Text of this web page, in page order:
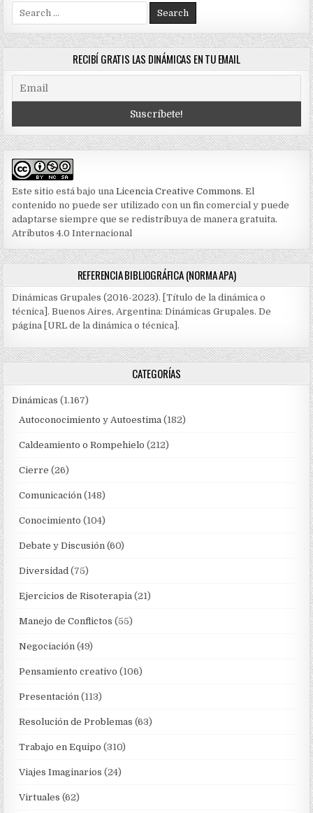
Search
for:
RECIBÍ GRATIS LAS DINÁMICAS EN TU EMAIL
Este sitio está bajo unaLicencia Creative Commons. El
contenido no puede ser utilizado con un fin comercial y puede
adaptarse siempre que se redistribuya de manera gratuita.
Atributos 4.0 Internacional
REFERENCIA BIBLIOGRÁFICA (NORMA APA)
Dinámicas Grupales (2016-2023). [Título de la dinámica o
técnica]. Buenos Aires, Argentina: Dinámicas Grupales. De
página [URL de la dinámica o técnica].
CATEGORÍAS
Dinámicas (1.167)
Autoconocimiento y Autoestima (182)
Caldeamiento o Rompehielo (212)
Cierre (26)
Comunicación (148)
Conocimiento (104)
Debate y Discusión (60)
Diversidad (75)
Ejercicios de Risoterapia (21)
Manejo de Conflictos (55)
Negociación (49)
Pensamiento creativo (106)
Presentación (113)
Resolución de Problemas (63)
Trabajo en Equipo (310)
Viajes Imaginarios (24)
Virtuales (62)